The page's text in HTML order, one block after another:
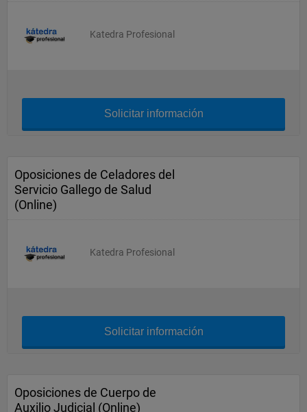
Katedra Profesional
Solicitar información
Oposiciones de Celadores del
Servicio Gallego de Salud
(Online)
Katedra Profesional
Solicitar información
Oposiciones de Cuerpo de
Auxilio Judicial (Online)